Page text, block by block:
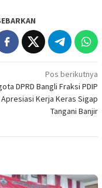
Pos berikutnya
DPRD Bangli Fraksi PDIP
Apresiasi Kerja Keras Sigap
Tangani Banjir